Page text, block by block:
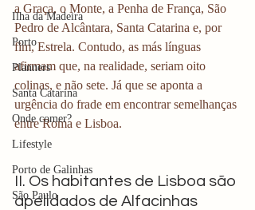
Ilha da Madeira
Porto
Planners
Santa Catarina
Onde comer?
Lifestyle
Porto de Galinhas
São Paulo
a Graça, o Monte, a Penha de França, São
Pedro de Alcântara, Santa Catarina e, por
fim, Estrela. Contudo, as más línguas
afirmam que, na realidade, seriam oito
colinas, e não sete. Já que se aponta a
urgência do frade em encontrar semelhanças
entre Roma e Lisboa.
II. Os habitantes de Lisboa são
apelidados de Alfacinhas